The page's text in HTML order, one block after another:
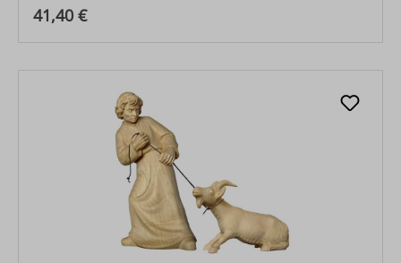
Regulärer Preis:
41,40 €